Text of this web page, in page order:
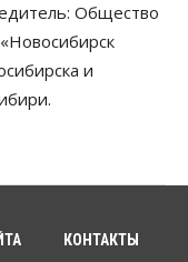
кампус КРСУ:
30 миллиардов
Общество
и
КОНТАКТЫ